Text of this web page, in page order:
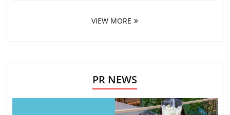
VIEW MORE
PR NEWS